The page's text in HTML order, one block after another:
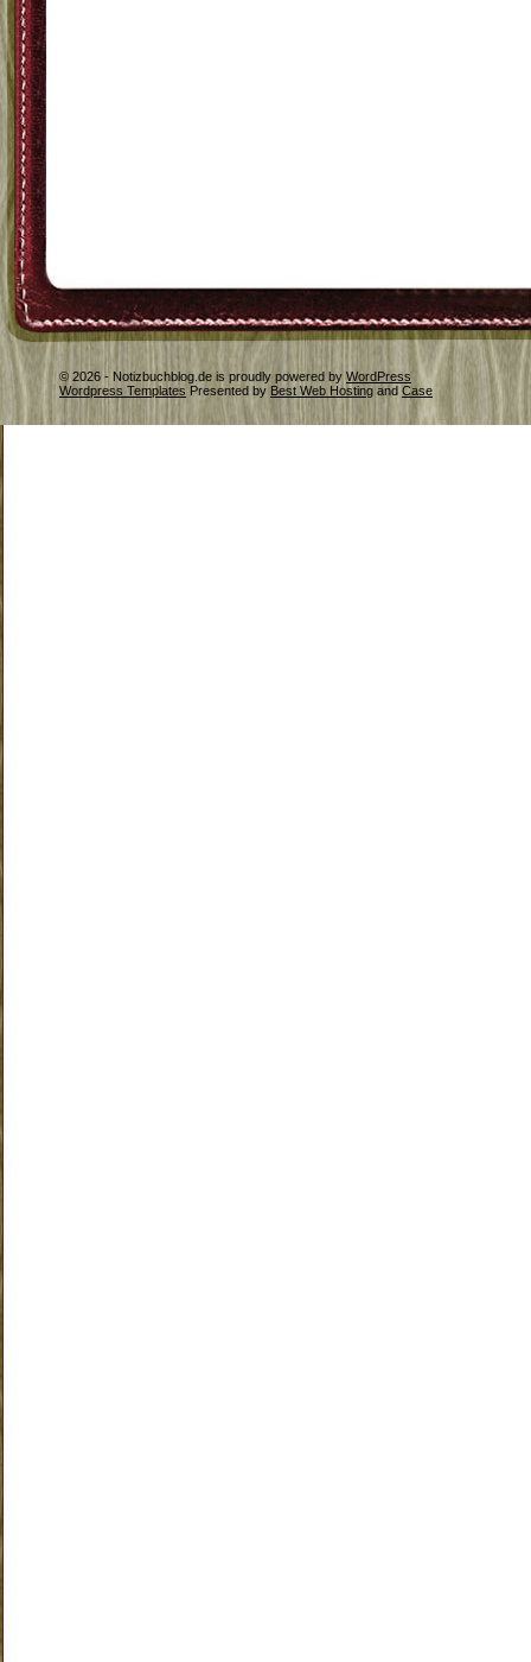
© 2026 - Notizbuchblog.de is proudly powered by WordPress
Wordpress Templates Presented by Best Web Hosting and Case